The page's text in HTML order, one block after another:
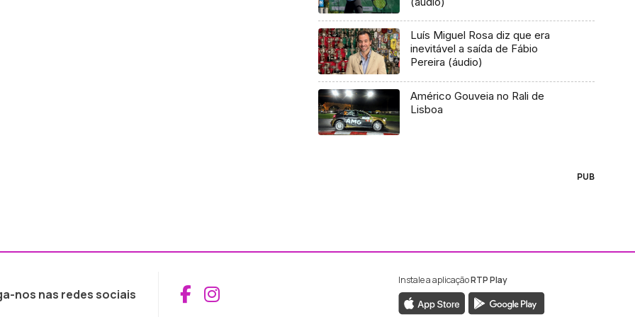
Luís Miguel Rosa diz que era
inevitável a saída de Fábio
Pereira (áudio)
Américo Gouveia no Rali de
Lisboa
PUB
nos nas redes sociais Aceder ao Facebook da RTP Madeira
Aceder ao Instagram da RTP Madeira
Instale a aplicaçãoRTP Play